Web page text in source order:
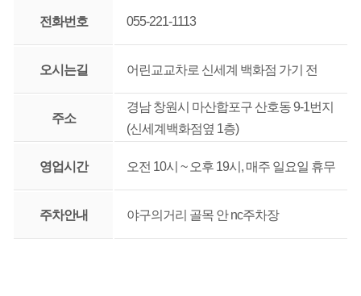
전화번호 055-221-1113
오시는길 어린교교차로 신세계 백화점 가기 전
주소
경남 창원시 마산합포구 산호동 9-1번지
(신세계백화점옆 1층)
영업시간 오전 10시 ~ 오후 19시, 매주 일요일 휴무
주차안내 야구의거리 골목 안 nc주차장